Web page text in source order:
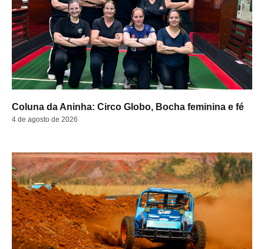
Coluna da Aninha: Circo Globo, Bocha feminina e fé
4 de agosto de 2026